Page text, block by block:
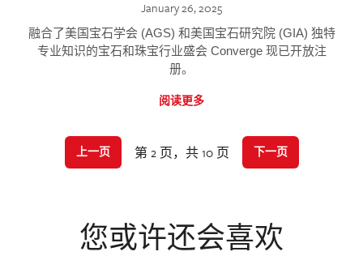
January 26, 2025
融合了美国宝石学会 (AGS) 和美国宝石研究院 (GIA) 独特
专业知识的宝石和珠宝行业盛会 Converge 现已开放注
册。
阅读更多
上一页 第 2 页，共 10 页 下一页
您或许还会喜欢